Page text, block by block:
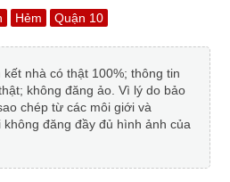
Hẻm Quận 10
nhà có thật 100%; thông tin
không đăng ảo. Vì lý do bảo
chép từ các môi giới và
không đăng đầy đủ hình ảnh của